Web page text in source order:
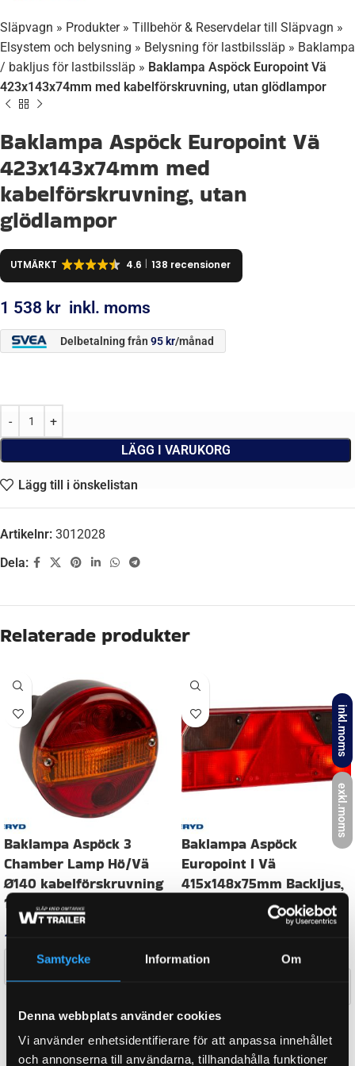
Samtycke Information Om
Denna webbplats använder cookies
Vi använder enhetsidentifierare för att anpassa innehållet
och annonserna till användarna, tillhandahålla funktioner
inkl.moms
exkl.moms
Släpvagn » Produkter» Tillbehör & Reservdelar till Släpvagn »
Elsystem och belysning » Belysning för lastbilssläp » Baklampa
/ bakljus för lastbilssläp » Baklampa Aspöck Europoint Vä
423x143x74mm med kabelförskruvning, utan glödlampor
Baklampa Aspöck Europoint Vä
423x143x74mm med
kabelförskruvning, utan
glödlampor
UTMÄRKT 4.6 138 recensioner
1 538 kr inkl. moms
Delbetalning från 95 kr/månad
LÄGG I VARUKORG
Lägg till i önskelistan
Artikelnr: 3012028
Dela:
Ytterligare information
VIKT
Recensioner (0)
Relaterade produkter
Baklampa Aspöck 3
Chamber Lamp Hö/Vä
1 013 kr inkl. moms
Baklampa Aspöck
reflex, dimljus, 7 pol.
ASS2